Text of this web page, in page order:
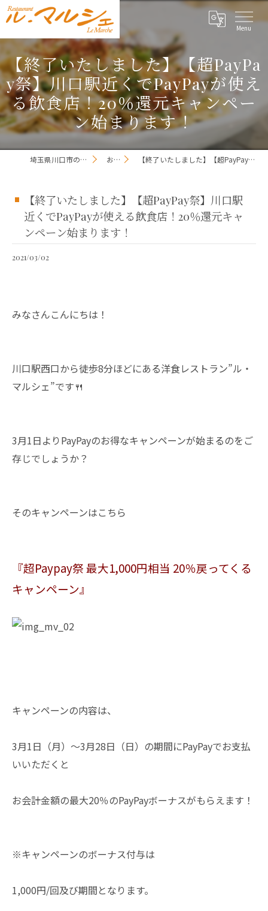
【終了いたしました】【超PayPa
y祭】川口駅近くでPayPayが使え
る飲食店！20％還元キャンペー
ン始まります！
埼玉県川口市のレストランならレストラン ル・マルシェ お知らせ一覧 【終了いたしました】【超PayPay祭】川口駅近くでPayPayが使える飲食店！20％還元キャンペーン始まります！
【終了いたしました】【超PayPay祭】川口駅
近くでPayPayが使える飲食店！20％還元キャ
ンペーン始まります！
2021/03/02
みなさんこんにちは！
川口駅西口から徒歩8分ほどにある洋食レストラン”ル・
マルシェ”です🍴
3月1日よりPayPayのお得なキャンペーンが始まるのをご
存じでしょうか？
そのキャンペーンはこちら
『超Paypay祭 最大1,000円相当 20％戻ってくる
キャンペーン』
キャンペーンの内容は、
3月1日（月）～3月28日（日）の期間にPayPayでお支払
いいただくと
お会計金額の最大20％のPayPayボーナスがもらえます！
※キャンペーンのボーナス付与は
1,000円/回及び期間となります。